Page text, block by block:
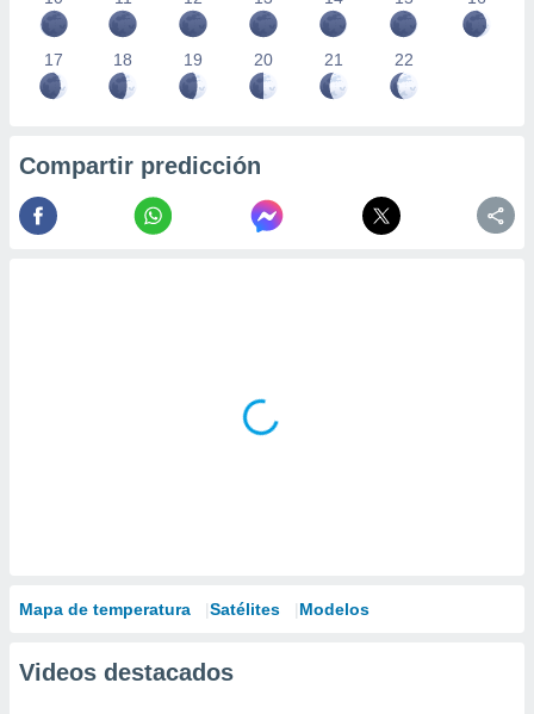
17 18 19 20 21 22
Compartir predicción
Mapa de temperatura Satélites Modelos
Videos destacados